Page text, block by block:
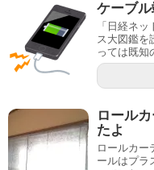
ケーブ
「日経ネ
ス大図鑑を
っては既知
ロール
たよ
ロールカー
ールはプラ